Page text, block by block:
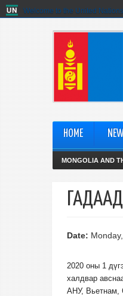
Welcome to the United
HOME
MONGOLIA AND
Date:
2020 оны 1
халдвар
АНУ, Вьетнам,